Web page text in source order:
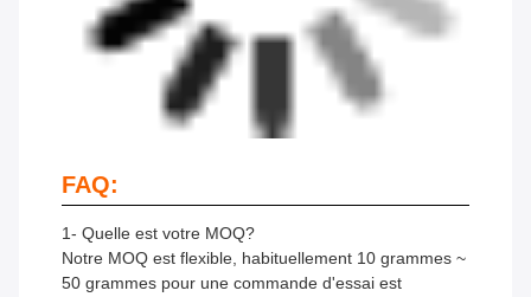
FAQ:
1- Quelle est votre MOQ?
Notre MOQ est flexible, habituellement 10 grammes ~
50 grammes pour une commande d'essai est